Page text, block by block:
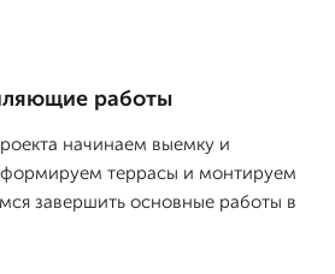
работы
начинаем выемку и
террасы и монтируем
завершить основные работы в